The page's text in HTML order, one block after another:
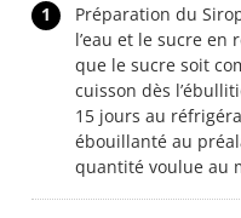
1
Préparation du
l’eau et le sucre en
que le sucre soit
cuisson dès
15 jours au
ébouillanté au
quantité voulue au